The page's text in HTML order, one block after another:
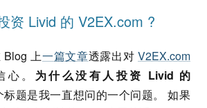
资 Livid 的 V2EX.com ?
Blog 上一篇文章透露出对V2EX.com
。 为什么没有人投资 Livid 的
标题是我一直想问的一个问题。 如果